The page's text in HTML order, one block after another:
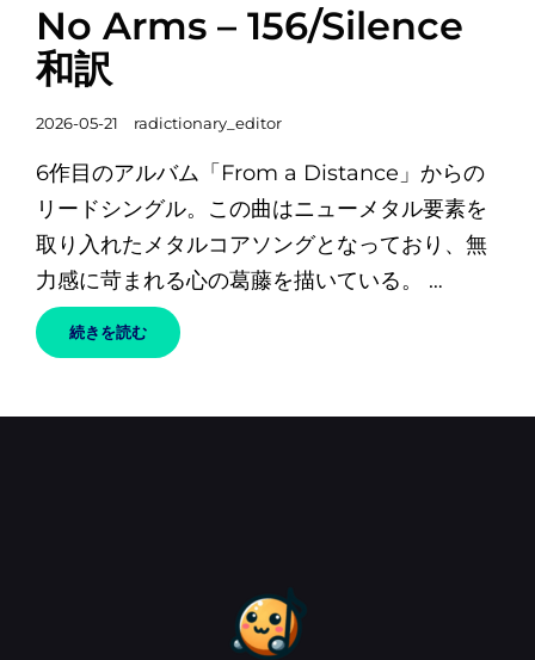
テ
ゴ
リ
リ
ン
ク
No Arms – 156/Silence
和訳
投
日
2026-05-21 radictionary_editor
6作目のアルバム「From a Distance」からの
リードシングル。この曲はニューメタル要素を
取り入れたメタルコアソングとなっており、無
力感に苛まれる心の葛藤を描いている。 …
続きを読むNO
ARMS